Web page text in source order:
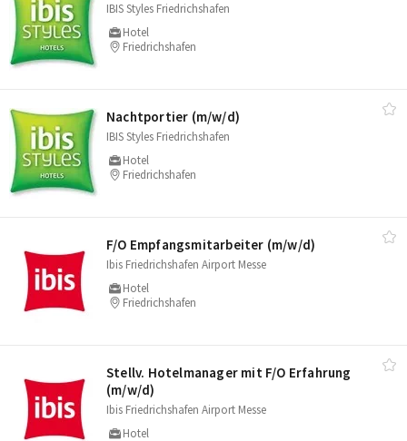
IBIS Styles Friedrichshafen
Hotel
Friedrichshafen
Nachtportier (m/​w/​d)
IBIS Styles Friedrichshafen
Hotel
Friedrichshafen
F/​O Empfangsmitarbeiter (m/​w/​d)
Ibis Friedrichshafen Airport Messe
Hotel
Friedrichshafen
Stellv. Hotelmanager mit F/​O Erfahrung
(m/​w/​d)
Ibis Friedrichshafen Airport Messe
Hotel